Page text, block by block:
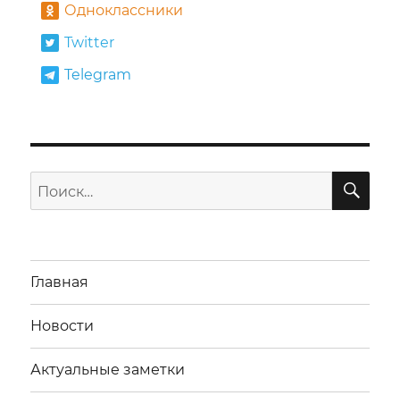
Одноклассники
Twitter
Telegram
Искать:
Главная
Новости
Актуальные заметки